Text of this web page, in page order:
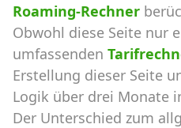
Roaming-Rechner
Obwohl diese Seite nur
umfassenden
Erstellung dieser Seite
Logik über drei Monate
Der Unterschied zum